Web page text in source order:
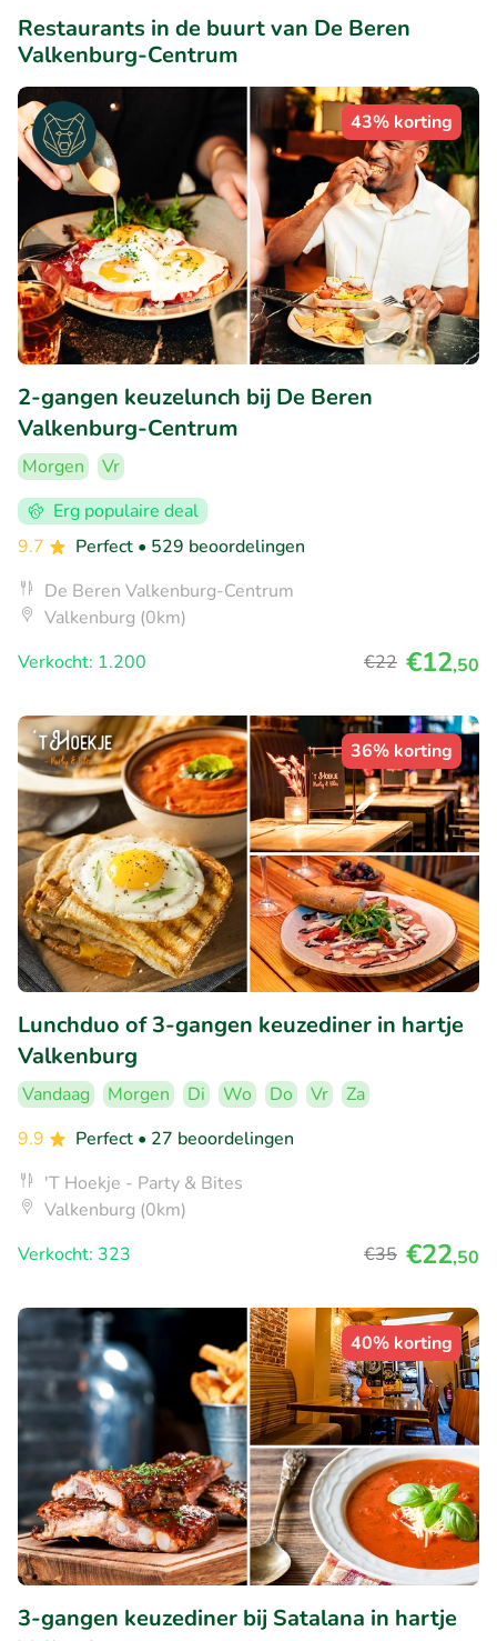
Restaurants in de buurt van De Beren
Valkenburg-Centrum
43% korting
2-gangen keuzelunch bij De Beren
Valkenburg-Centrum
Morgen
Vr
Erg populaire deal
9.7
Perfect • 529 beoordelingen
De Beren Valkenburg-Centrum
Valkenburg (0km)
Verkocht: 1.200
€22 €12,50
36% korting
Lunchduo of 3-gangen keuzediner in hartje
Valkenburg
Vandaag Morgen Di Wo Do Vr
Za
9.9
Perfect • 27 beoordelingen
'T Hoekje - Party & Bites
Valkenburg (0km)
Verkocht: 323
€35 €22,50
40% korting
3-gangen keuzediner bij Satalana in hartje